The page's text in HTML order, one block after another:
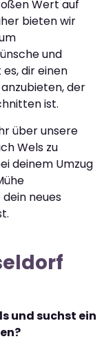
Wert auf
bieten wir
und
dir einen
der
ist.
über unsere
Wels zu
deinem Umzug
neues
und suchst ein